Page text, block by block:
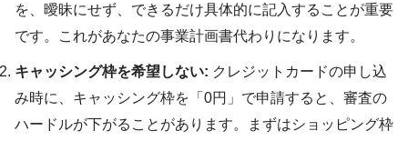
を、曖昧にせず、できるだけ具体的に記入することが重要
です。これがあなたの事業計画書代わりになります。
キャッシング枠を希望しない: クレジットカードの申し込
み時に、キャッシング枠を「0円」で申請すると、審査の
ハードルが下がることがあります。まずはショッピング枠